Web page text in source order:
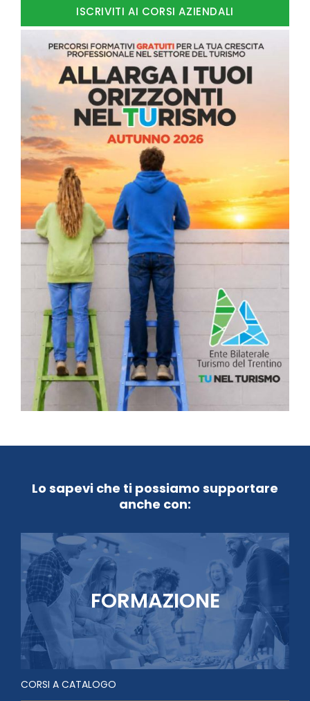
ISCRIVITI AI CORSI AZIENDALI
Lo sapevi che ti possiamo supportare
anche con:
FORMAZIONE
CORSI A CATALOGO